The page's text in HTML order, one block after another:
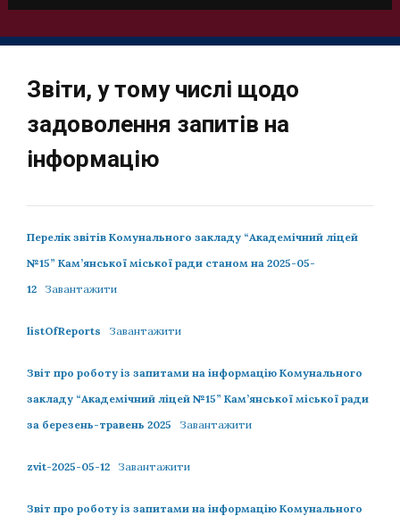
Звіти, у тому числі щодо
задоволення запитів на
інформацію
Перелік звітів Комунального закладу “Академічний ліцей
№15” Кам’янської міської ради станом на 2025-05-
12
Завантажити
listOfReports Завантажити
Звіт про роботу із запитами на інформацію Комунального
закладу “Академічний ліцей №15” Кам’янської міської ради
за березень-травень 2025
Завантажити
zvit-2025-05-12 Завантажити
Звіт про роботу із запитами на інформацію Комунального